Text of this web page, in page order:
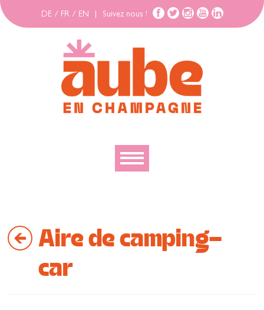
DE / FR / EN Suivez nous !
Bouger
Se restaurer
Aire de camping-
car